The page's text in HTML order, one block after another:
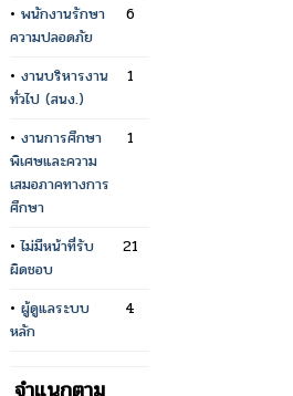
• พนักงานรักษา
ความปลอดภัย
6
• งานบริหารงาน
ทั่วไป (สนง.)
1
• งานการศึกษา
พิเศษและความ
เสมอภาคทางการ
ศึกษา
1
•ไม่มีหน้าที่รับ
ผิดชอบ
21
• ผู้ดูแลระบบ
หลัก
4